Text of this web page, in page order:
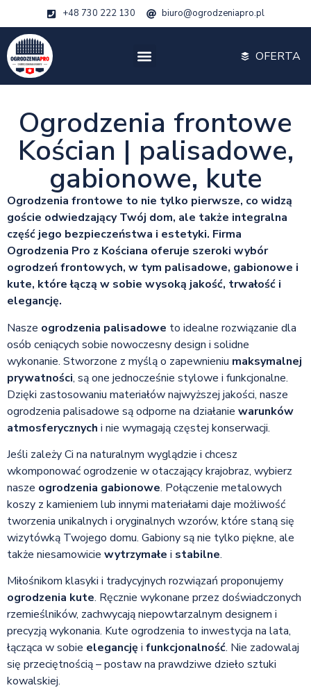
+48 730 222 130 biuro@ogrodzeniapro.pl
OFERTA
Ogrodzenia frontowe
Kościan | palisadowe,
gabionowe, kute
Ogrodzenia frontowe to nie tylko pierwsze, co widzą
goście odwiedzający Twój dom, ale także integralna
część jego bezpieczeństwa i estetyki. Firma
Ogrodzenia Pro z Kościana oferuje szeroki wybór
ogrodzeń frontowych, w tym palisadowe, gabionowe i
kute, które łączą w sobie wysoką jakość, trwałość i
elegancję.
Nasze ogrodzenia palisadowe to idealne rozwiązanie dla
osób ceniących sobie nowoczesny design i solidne
wykonanie. Stworzone z myślą o zapewnieniu maksymalnej
prywatności, są one jednocześnie stylowe i funkcjonalne.
Dzięki zastosowaniu materiałów najwyższej jakości, nasze
ogrodzenia palisadowe są odporne na działanie warunków
atmosferycznych i nie wymagają częstej konserwacji.
Jeśli zależy Ci na naturalnym wyglądzie i chcesz
wkomponować ogrodzenie w otaczający krajobraz, wybierz
nasze ogrodzenia gabionowe. Połączenie metalowych
koszy z kamieniem lub innymi materiałami daje możliwość
tworzenia unikalnych i oryginalnych wzorów, które staną się
wizytówką Twojego domu. Gabiony są nie tylko piękne, ale
także niesamowicie wytrzymałe i stabilne.
Miłośnikom klasyki i tradycyjnych rozwiązań proponujemy
ogrodzenia kute. Ręcznie wykonane przez doświadczonych
rzemieślników, zachwycają niepowtarzalnym designem i
precyzją wykonania. Kute ogrodzenia to inwestycja na lata,
łącząca w sobie elegancję i funkcjonalność. Nie zadowalaj
się przeciętnością – postaw na prawdziwe dzieło sztuki
kowalskiej.